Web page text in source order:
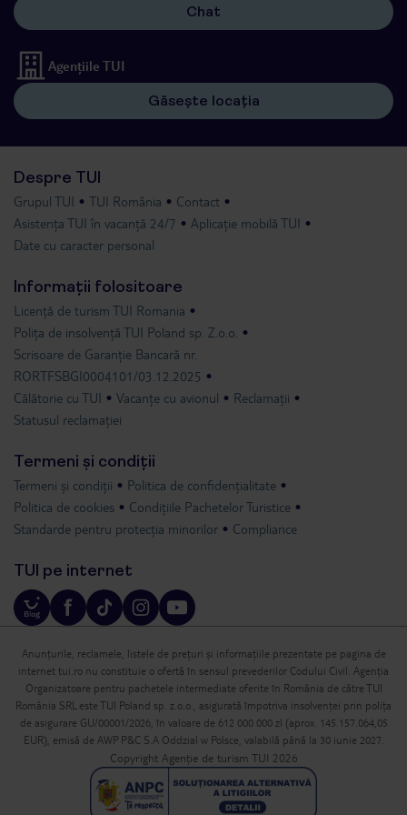
Chat
Agențiile TUI
Găsește locația
Despre TUI
Grupul TUI TUI România
Contact
Asistența TUI în vacanță 24/7
Aplicație mobilă TUI
Date cu caracter personal
Informații folositoare
Licență de turism TUI Romania
Polița de insolvență TUI Poland sp. Z.o.o.
Scrisoare de Garanție Bancară nr.
RORTFSBGI0004101/03.12.2025
Călătorie cu TUI
Vacanțe cu avionul
Reclamații
Statusul reclamației
Termeni și condiții
Termeni și condiții
Politica de confidențialitate
Politica de cookies
Condițiile Pachetelor Turistice
Standarde pentru protecția minorilor
Compliance
TUI pe internet
Anunțurile, reclamele, listele de prețuri și informațiile prezentate pe pagina de
internet tui.ro nu constituie o ofertă în sensul prevederilor Codului Civil. Agenția
Organizatoare pentru pachetele intermediate oferite în România de către TUI
România SRL este TUI Poland sp. z.o.o., asigurată împotriva insolvenței prin polița
de asigurare GU/00001/2026, în valoare de 612 000 000 zl (aprox. 145.157.064,05
EUR), emisă de AWP P&C S.A Oddzial w Polsce, valabilă până la 30 iunie 2027.
Copyright Agenție de turism TUI 2026